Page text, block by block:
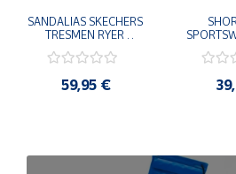
SANDALIAS SKECHERS
TRESMEN RYER
205112-CHOC
COMODAS
59,95 €
006